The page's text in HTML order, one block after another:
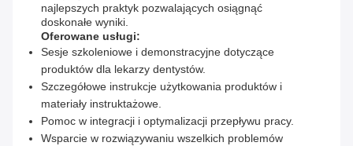
najlepszych praktyk pozwalających osiągnąć
doskonałe wyniki.
Oferowane usługi:
Sesje szkoleniowe i demonstracyjne dotyczące
produktów dla lekarzy dentystów.
Szczegółowe instrukcje użytkowania produktów i
materiały instruktażowe.
Pomoc w integracji i optymalizacji przepływu pracy.
Wsparcie w rozwiązywaniu wszelkich problemów